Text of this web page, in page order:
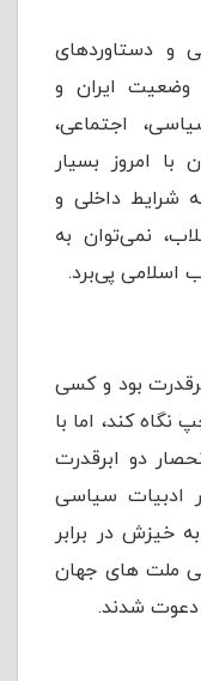
و دستاوردهای
وضعیت ایران و
اجتماعی،
امروز بسیار
شرایط داخلی و
نمی‌توان به
اسلامی پی‌برد.
بود و کسی
کند، اما با
دو ابرقدرت
ادبیات سیاسی
خیزش در برابر
ملت های جهان
دعوت شدند.